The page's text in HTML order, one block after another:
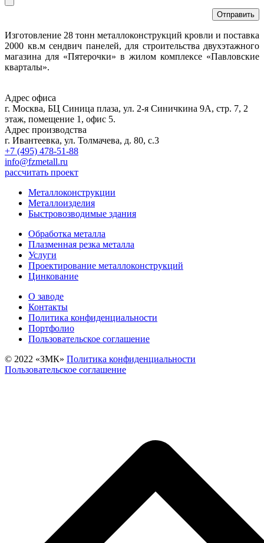
Изготовление 28 тонн металлоконструкций кровли и поставка
2000 кв.м сендвич панелей, для строительства двухэтажного
магазина для «Пятерочки» в жилом комплексе «Павловские
кварталы».
Адрес офиса
г. Москва, БЦ Синица плаза, ул. 2-я Синичкина 9А, стр. 7, 2
этаж, помещение 1, офис 5.
Адрес производства
г. Ивантеевка, ул. Толмачева, д. 80, с.3
+7 (495) 478-51-88
info@fzmetall.ru
рассчитать проект
Металлоконструкции
Металлоизделия
Быстровозводимые здания
Обработка металла
Плазменная резка металла
Услуги
Проектирование металлоконструкций
Цинкование
О заводе
Контакты
Политика конфиденциальности
Портфолио
Пользовательское соглашение
© 2022 «‎ЗМК»‎ Политика конфиденциальности
Пользовательское соглашение